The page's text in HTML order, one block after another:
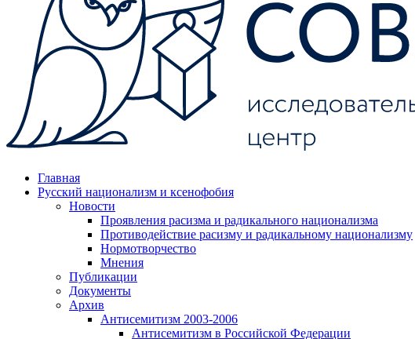
Главная
Русский национализм и ксенофобия
Новости
Проявления расизма и радикального национализма
Противодействие расизму и радикальному национализму
Нормотворчество
Мнения
Публикации
Документы
Архив
Антисемитизм 2003-2006
Антисемитизм в Российской Федерации